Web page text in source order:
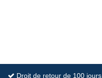
Droit de retour de 100 jours